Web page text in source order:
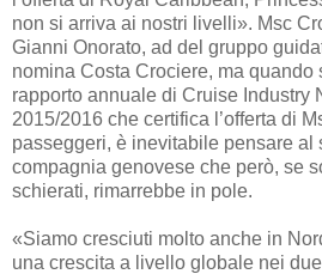
non si arriva ai nostri livelli». Msc
Gianni Onorato, ad del gruppo
nomina Costa Crociere, ma quando
rapporto annuale di Cruise Industry
2015/2016 che certifica l’offerta di
passeggeri, è inevitabile pensare al
compagnia genovese che però, se
schierati, rimarrebbe in pole.
«Siamo cresciuti molto anche in
una crescita a livello globale nei